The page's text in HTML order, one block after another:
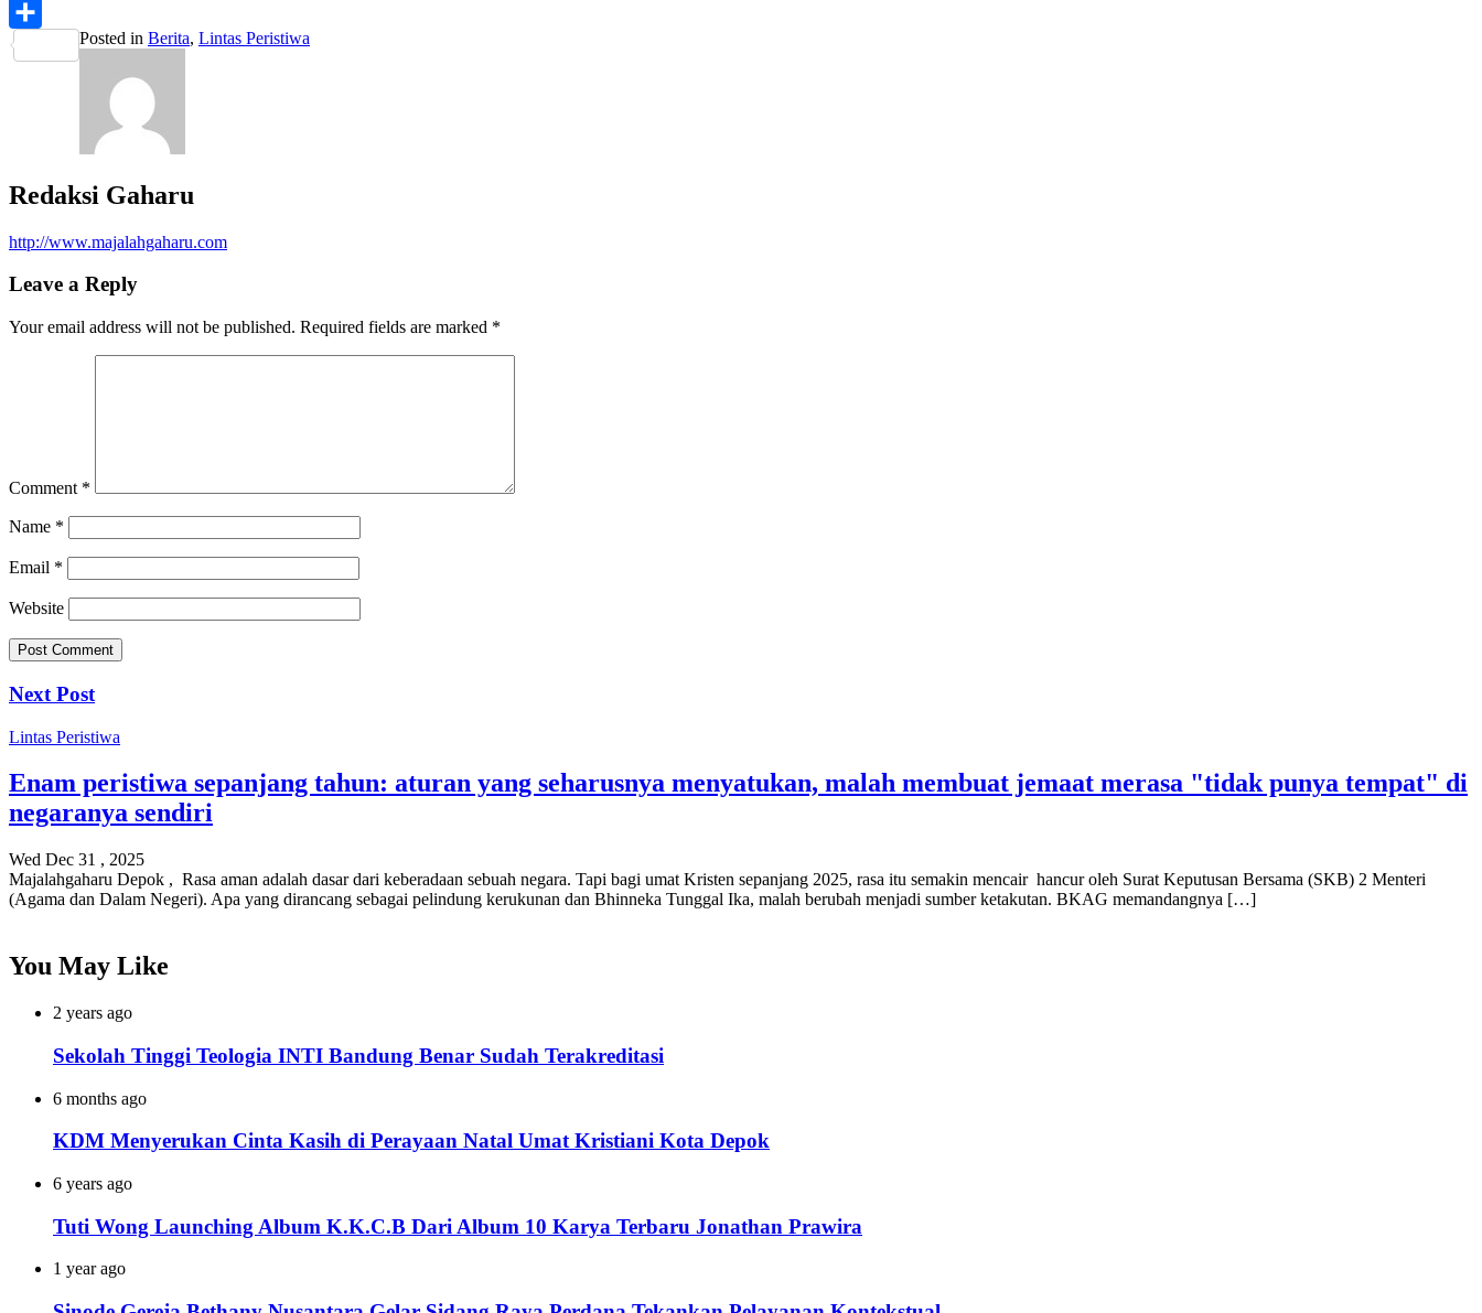
PrintFriendly
Share
Posted in Berita, Lintas Peristiwa
Redaksi Gaharu
http://www.majalahgaharu.com
Leave a Reply
Your email address will not be published. Required fields are marked *
Comment *
Name *
Email *
Website
Next Post
Lintas Peristiwa
Enam peristiwa sepanjang tahun: aturan yang seharusnya menyatukan, malah membuat jemaat merasa "tidak punya tempat" di
negaranya sendiri
Wed Dec 31 , 2025
Majalahgaharu Depok , Rasa aman adalah dasar dari keberadaan sebuah negara. Tapi bagi umat Kristen sepanjang 2025, rasa itu semakin mencair hancur oleh Surat Keputusan Bersama (SKB) 2 Menteri
(Agama dan Dalam Negeri). Apa yang dirancang sebagai pelindung kerukunan dan Bhinneka Tunggal Ika, malah berubah menjadi sumber ketakutan. BKAG memandangnya […]
You May Like
2 years ago
Sekolah Tinggi Teologia INTI Bandung Benar Sudah Terakreditasi
6 months ago
KDM Menyerukan Cinta Kasih di Perayaan Natal Umat Kristiani Kota Depok
6 years ago
Tuti Wong Launching Album K.K.C.B Dari Album 10 Karya Terbaru Jonathan Prawira
1 year ago